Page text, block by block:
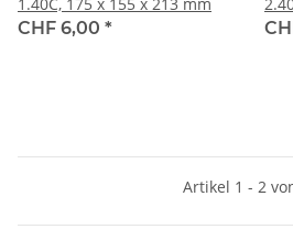
CHF 6,00 *
Artikel 1 - 2